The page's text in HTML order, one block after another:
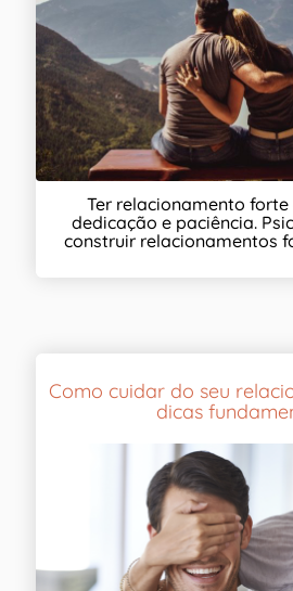
Ter relacionamento
dedicação e paciência.
construir relacionamentos
Como cuidar do seu
dicas